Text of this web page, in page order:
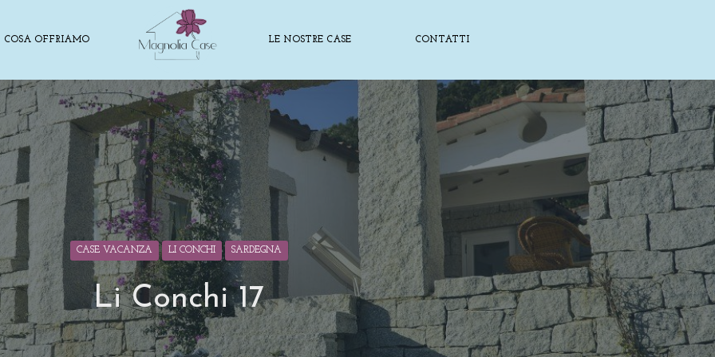
COSA OFFRIAMO LE NOSTRE CASE CONTATTI
CASE VACANZA LI CONCHI SARDEGNA
Li Conchi 17